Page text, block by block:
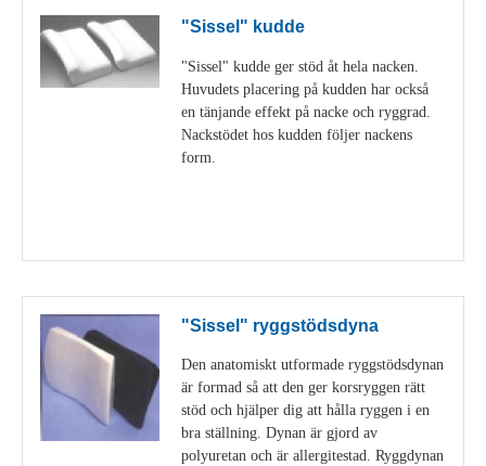
"Sissel" kudde
"Sissel" kudde ger stöd åt hela nacken.
Huvudets placering på kudden har också
en tänjande effekt på nacke och ryggrad.
Nackstödet hos kudden följer nackens
form.
"Sissel" ryggstödsdyna
Den anatomiskt utformade ryggstödsdynan
är formad så att den ger korsryggen rätt
stöd och hjälper dig att hålla ryggen i en
bra ställning. Dynan är gjord av
polyuretan och är allergitestad. Ryggdynan